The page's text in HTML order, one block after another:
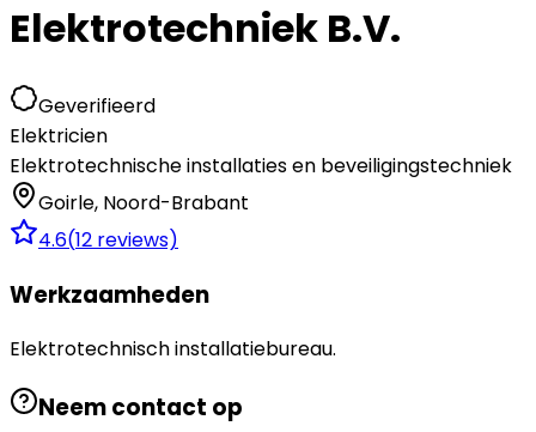
Elektrotechniek B.V.
Geverifieerd
Elektricien
Elektrotechnische installaties en beveiligingstechniek
Goirle, Noord-Brabant
4.6(12 reviews)
Werkzaamheden
Elektrotechnisch installatiebureau.
Neem contact op